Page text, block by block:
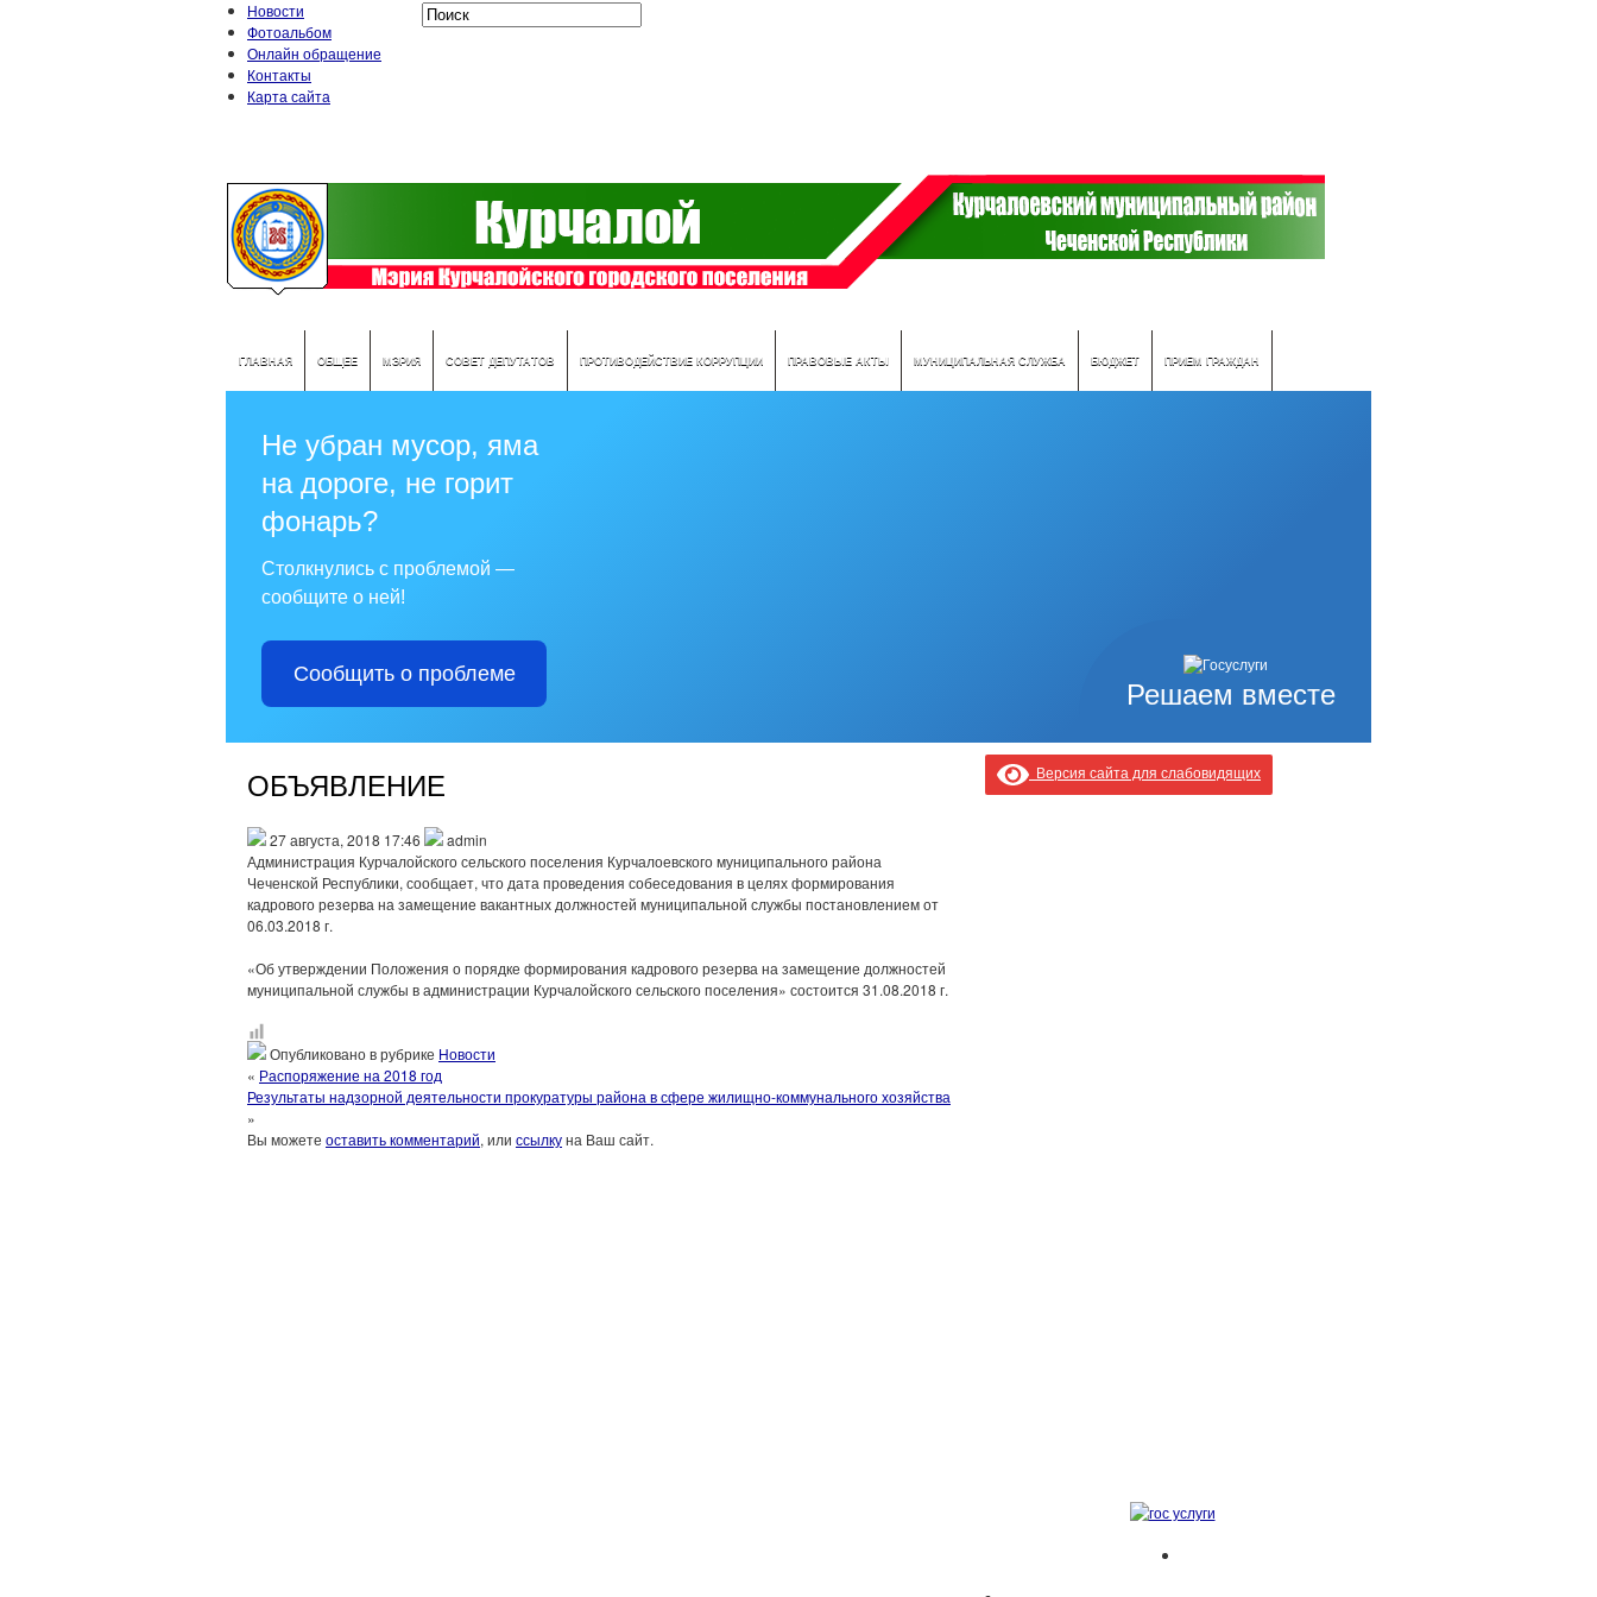
Новости
Фотоальбом
Онлайн обращение
Контакты
Карта сайта
ГЛАВНАЯ ОБЩЕЕ МЭРИЯ СОВЕТ ДЕПУТАТОВ ПРОТИВОДЕЙСТВИЕ КОРРУПЦИИ ПРАВОВЫЕ АКТЫ МУНИЦИПАЛЬНАЯ СЛУЖБА БЮДЖЕТ ПРИЕМ ГРАЖДАН
Решаем вместе
Не убран мусор, яма
на дороге, не горит
фонарь?
Столкнулись с проблемой —
сообщите о ней!
Сообщить о проблеме
ОБЪЯВЛЕНИЕ
27 августа, 2018 17:46
admin
Администрация Курчалойского сельского поселения Курчалоевского муниципального района
Чеченской Республики, сообщает, что дата проведения собеседования в целях формирования
кадрового резерва на замещение вакантных должностей муниципальной службы постановлением от
06.03.2018 г.
«Об утверждении Положения о порядке формирования кадрового резерва на замещение должностей
муниципальной службы в администрации Курчалойского сельского поселения» состоится 31.08.2018 г.
Опубликовано в рубрике Новости
« Распоряжение на 2018 год
Результаты надзорной деятельности прокуратуры района в сфере жилищно-коммунального хозяйства
»
Вы можете оставить комментарий, или ссылкуна Ваш сайт.
Версия сайта для слабовидящих